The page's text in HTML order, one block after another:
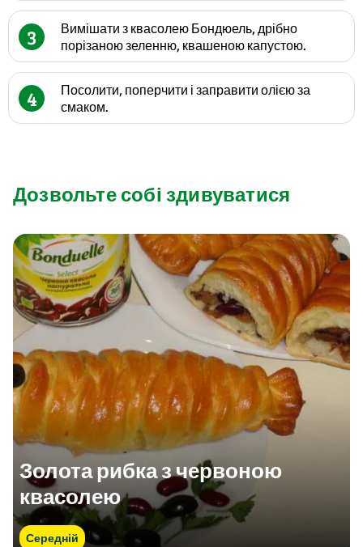
3
Вимішати з квасолею Бондюель, дрібно
порізаною зеленню, квашеною капустою.
4
Посолити, поперчити і заправити олією за
смаком.
Дозвольте собі здивуватися
Золота рибка з червоною
квасолею
Середній